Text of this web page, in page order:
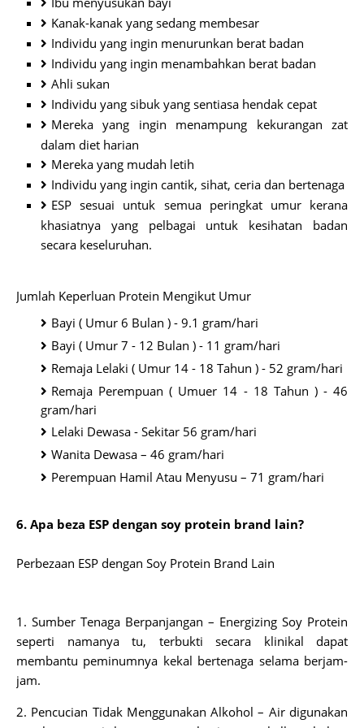
Kanak-kanak yang sedang membesar
Individu yang ingin menurunkan berat badan
Individu yang ingin menambahkan berat badan
Ahli sukan
Individu yang sibuk yang sentiasa hendak cepat
Mereka yang ingin menampung kekurangan zat
dalam diet harian
Mereka yang mudah letih
Individu yang ingin cantik, sihat, ceria dan bertenaga
ESP sesuai untuk semua peringkat umur kerana
khasiatnya yang pelbagai untuk kesihatan badan
secara keseluruhan.
Jumlah Keperluan Protein Mengikut Umur
Bayi ( Umur 6 Bulan ) - 9.1 gram/hari
Bayi ( Umur 7 - 12 Bulan ) - 11 gram/hari
Remaja Lelaki ( Umur 14 - 18 Tahun ) - 52 gram/hari
Remaja Perempuan ( Umuer 14 - 18 Tahun ) - 46
gram/hari
Lelaki Dewasa - Sekitar 56 gram/hari
Wanita Dewasa – 46 gram/hari
Perempuan Hamil Atau Menyusu – 71 gram/hari
6. Apa beza ESP dengan soy protein brand lain?
Perbezaan ESP dengan Soy Protein Brand Lain
1. Sumber Tenaga Berpanjangan – Energizing Soy Protein
seperti namanya tu, terbukti secara klinikal dapat
membantu peminumnya kekal bertenaga selama berjam-
jam.
2. Pencucian Tidak Menggunakan Alkohol – Air digunakan